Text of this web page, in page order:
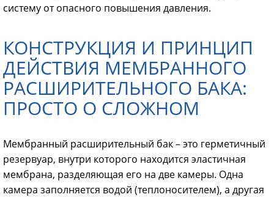
систему от опасного повышения давления.
КОНСТРУКЦИЯ И ПРИНЦИП
ДЕЙСТВИЯ МЕМБРАННОГО
РАСШИРИТЕЛЬНОГО БАКА:
ПРОСТО О СЛОЖНОМ
Мембранный расширительный бак – это герметичный
резервуар, внутри которого находится эластичная
мембрана, разделяющая его на две камеры. Одна
камера заполняется водой (теплоносителем), а другая